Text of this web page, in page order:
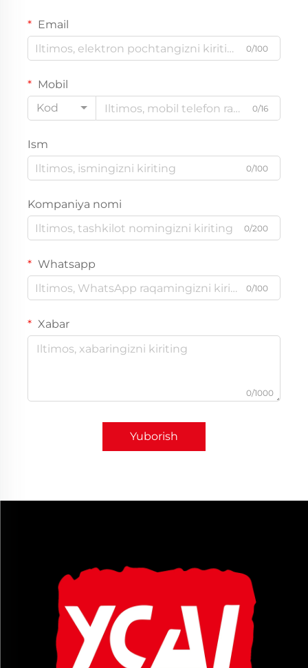
Email
0/100
Mobil
Kod
0/16
Ism
0/100
Kompaniya nomi
0/200
Whatsapp
0/100
Xabar
0/1000
Yuborish